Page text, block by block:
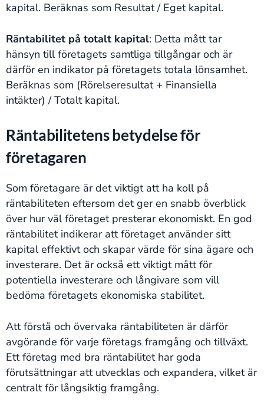
kapital. Beräknas som Resultat / Eget kapital.
Räntabilitet på totalt kapital: Detta mått tar
hänsyn till företagets samtliga tillgångar och är
därför en indikator på företagets totala lönsamhet.
Beräknas som (Rörelseresultat + Finansiella
intäkter) / Totalt kapital.
Räntabilitetens betydelse för
företagaren
Som företagare är det viktigt att ha koll på
räntabiliteten eftersom det ger en snabb överblick
över hur väl företaget presterar ekonomiskt. En god
räntabilitet indikerar att företaget använder sitt
kapital effektivt och skapar värde för sina ägare och
investerare. Det är också ett viktigt mått för
potentiella investerare och långivare som vill
bedöma företagets ekonomiska stabilitet.
Att förstå och övervaka räntabiliteten är därför
avgörande för varje företags framgång och tillväxt.
Ett företag med bra räntabilitet har goda
förutsättningar att utvecklas och expandera, vilket är
centralt för långsiktig framgång.